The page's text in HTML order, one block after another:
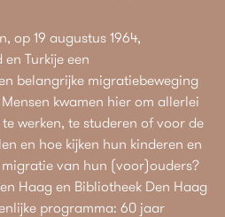
op 19 augustus 1964,
Turkije een
belangrijke migratiebeweging
kwamen hier om allerlei
werken, te studeren of voor de
en hoe kijken hun kinderen en
van hun (voor)ouders?
Haag en Bibliotheek Den Haag
programma: 60 jaar